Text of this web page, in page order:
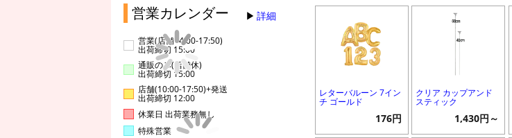
営業カレンダー 詳細
営業(店舗14:00-17:50)
出荷締切 15:00
通販のみ(店舗休)
出荷締切 15:00
店舗(10:00-17:50)+発送
出荷締切 12:00
休業日 出荷業務無し
特殊営業
レターバルーン 7イン
チ ゴールド
176円
クリア カップアンド
スティック
1,430円～